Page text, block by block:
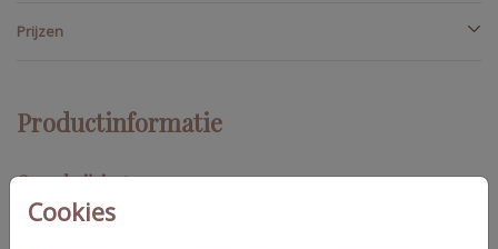
Cookies
Prijzen
Productinformatie
Omschrijving
Deze sluitsticker is ontworpen bij de trouw huisstijl Olive Green